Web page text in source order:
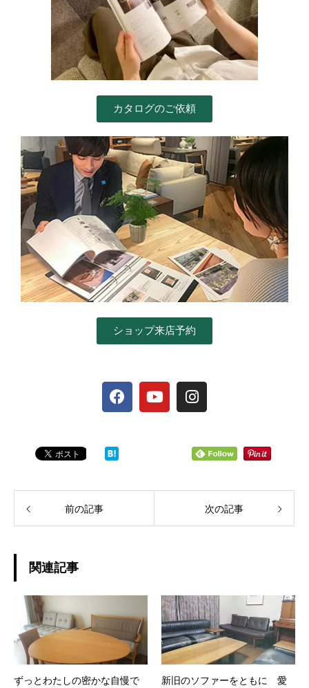
カタログのご依頼
ショップ来店予約
前の記事 次の記事
関連記事
ずっとわたしの密かな自慢で 新旧のソファーをともに 愛